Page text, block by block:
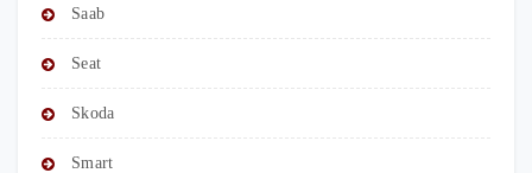
Saab
Seat
Skoda
Smart